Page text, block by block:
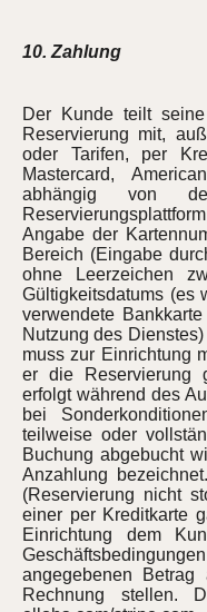
10. Zahlung
Der Kunde teilt
Reservierung mit,
oder Tarifen, per
Mastercard,
abhängig von
Angabe der
Bereich (Eingabe
ohne Leerzeichen
Gültigkeitsdatums (es
verwendete
Nutzung des
muss zur Einrichtung
er die Reservierung
erfolgt während des
bei
teilweise oder
Buchung abgebucht
Anzahlung
(Reservierung nicht
einer per Kreditkarte
Einrichtung dem
angegebenen
Rechnung stellen.